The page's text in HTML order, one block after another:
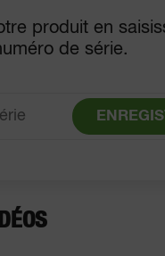
produit en
de série.